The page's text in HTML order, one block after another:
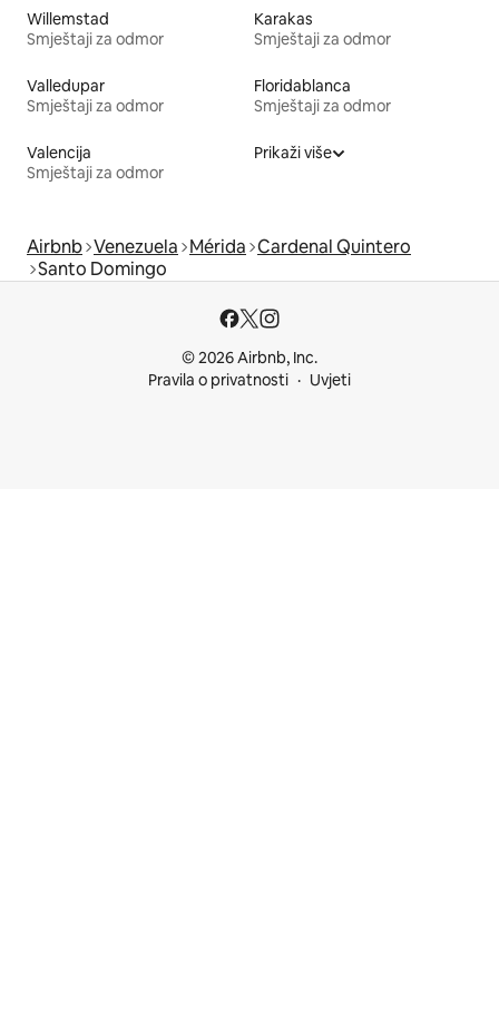
Willemstad
Smještaji za odmor
Karakas
Smještaji za odmor
Valledupar
Smještaji za odmor
Floridablanca
Smještaji za odmor
Valencija
Smještaji za odmor
Prikaži više
Airbnb Venezuela Mérida Cardenal Quintero
Santo Domingo
© 2026 Airbnb, Inc.
Pravila o privatnosti
Uvjeti